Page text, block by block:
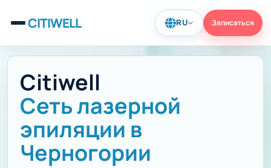
CITIWELL RU Записаться
Citiwell
Сеть лазерной
эпиляции в
Черногории